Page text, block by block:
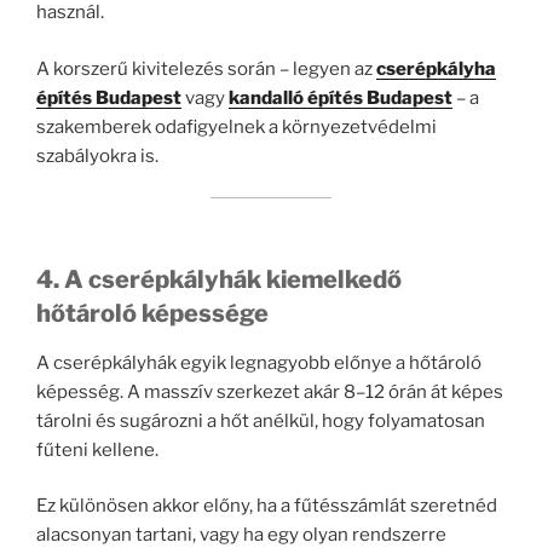
használ.
A korszerű kivitelezés során – legyen azcserépkályha
építés Budapestvagykandalló építés Budapest – a
szakemberek odafigyelnek a környezetvédelmi
szabályokra is.
4. A cserépkályhák kiemelkedő
hőtároló képessége
A cserépkályhák egyik legnagyobb előnye a hőtároló
képesség. A masszív szerkezet akár 8–12 órán át képes
tárolni és sugározni a hőt anélkül, hogy folyamatosan
fűteni kellene.
Ez különösen akkor előny, ha a fűtésszámlát szeretnéd
alacsonyan tartani, vagy ha egy olyan rendszerre